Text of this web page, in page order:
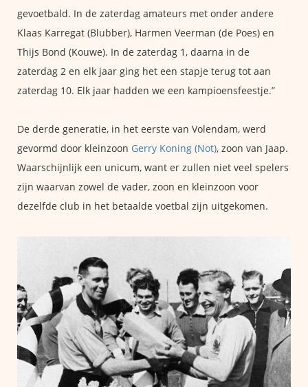
gevoetbald. In de zaterdag amateurs met onder andere
Klaas Karregat (Blubber), Harmen Veerman (de Poes) en
Thijs Bond (Kouwe). In de zaterdag 1, daarna in de
zaterdag 2 en elk jaar ging het een stapje terug tot aan
zaterdag 10. Elk jaar hadden we een kampioensfeestje.”
De derde generatie, in het eerste van Volendam, werd
gevormd door kleinzoon Gerry Koning (Not), zoon van Jaap.
Waarschijnlijk een unicum, want er zullen niet veel spelers
zijn waarvan zowel de vader, zoon en kleinzoon voor
dezelfde club in het betaalde voetbal zijn uitgekomen.